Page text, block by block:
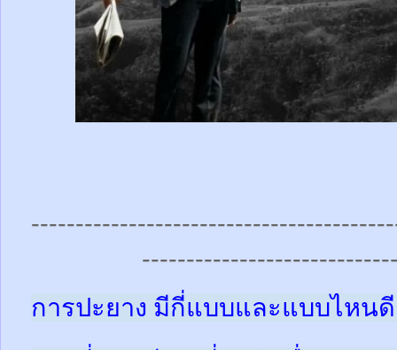
การปะยาง มีกี่แบบและแบบไหน